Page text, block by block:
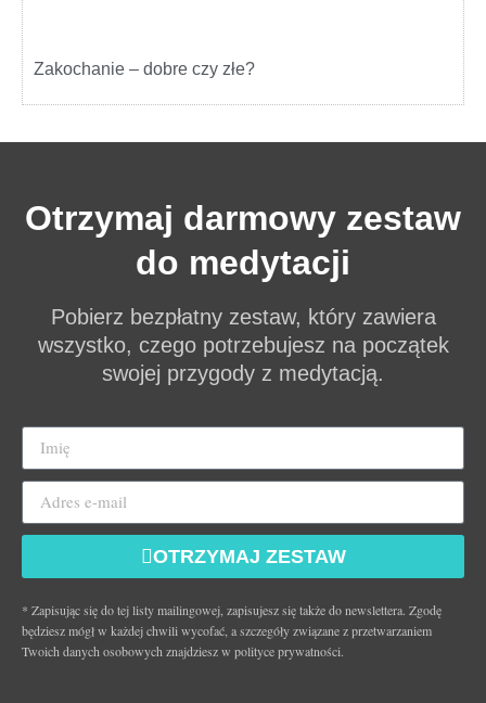
Zakochanie – dobre czy złe?
Otrzymaj darmowy zestaw
do medytacji
Pobierz bezpłatny zestaw, który zawiera
wszystko, czego potrzebujesz na początek
swojej przygody z medytacją.
OTRZYMAJ ZESTAW
* Zapisując się do tej listy mailingowej, zapisujesz się także do newslettera. Zgodę
będziesz mógł w każdej chwili wycofać, a szczegóły związane z przetwarzaniem
Twoich danych osobowych znajdziesz w polityce prywatności.